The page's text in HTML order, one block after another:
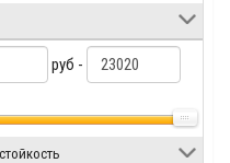
руб -